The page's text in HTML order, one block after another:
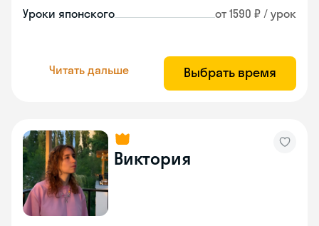
Уроки японского от 1590 ₽ / урок
Читать дальше Выбрать время
Виктория